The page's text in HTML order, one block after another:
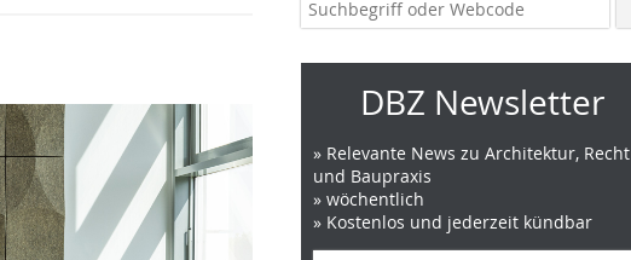
DBZ Newsletter
» Relevante News zu Architektur, Recht
und Baupraxis
» wöchentlich
» Kostenlos und jederzeit kündbar